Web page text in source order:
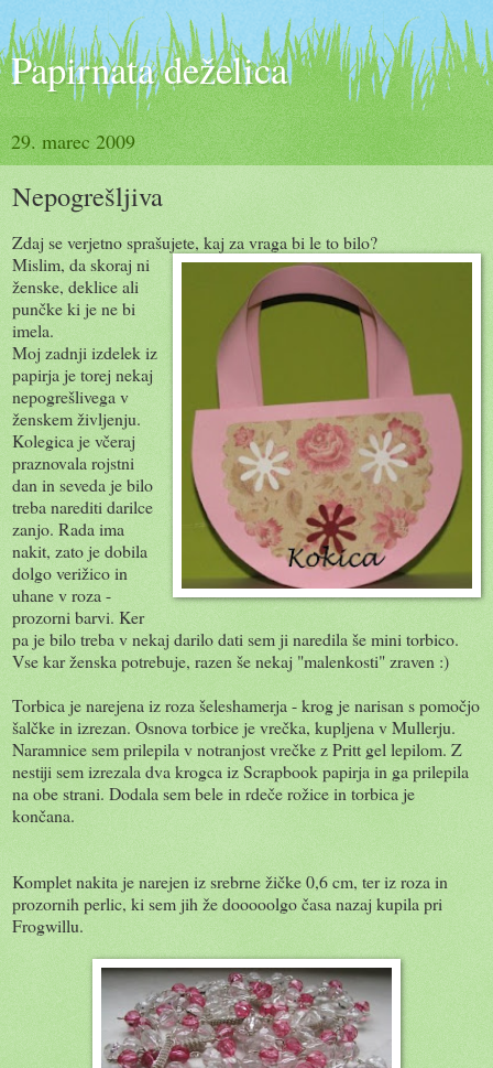
Papirnata deželica
29. marec 2009
Nepogrešljiva
Zdaj se verjetno sprašujete, kaj za vraga bi le to bilo?
Mislim, da skoraj ni
ženske, deklice ali
punčke ki je ne bi
imela.
Moj zadnji izdelek iz
papirja je torej nekaj
nepogrešlivega v
ženskem življenju.
Kolegica je včeraj
praznovala rojstni
dan in seveda je bilo
treba narediti darilce
zanjo. Rada ima
nakit, zato je dobila
dolgo verižico in
uhane v roza -
prozorni barvi. Ker
pa je bilo treba v nekaj darilo dati sem ji naredila še mini torbico.
Vse kar ženska potrebuje, razen še nekaj "malenkosti" zraven :)
Torbica je narejena iz roza šeleshamerja - krog je narisan s pomočjo
šalčke in izrezan. Osnova torbice je vrečka, kupljena v Mullerju.
Naramnice sem prilepila v notranjost vrečke z Pritt gel lepilom. Z
nestiji sem izrezala dva krogca iz Scrapbook papirja in ga prilepila
na obe strani. Dodala sem bele in rdeče rožice in torbica je
končana.
Komplet nakita je narejen iz srebrne žičke 0,6 cm, ter iz roza in
prozornih perlic, ki sem jih že dooooolgo časa nazaj kupila pri
Frogwillu.